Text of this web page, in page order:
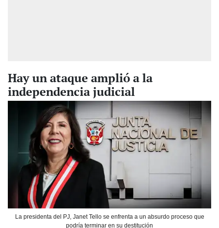
Hay un ataque amplió a la
independencia judicial
La presidenta del PJ, Janet Tello se enfrenta a un absurdo proceso que
podría terminar en su destitución